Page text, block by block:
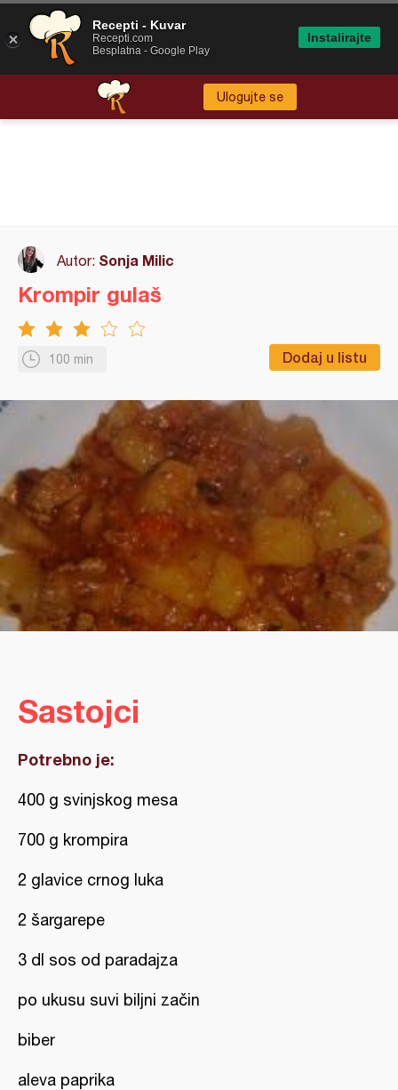
Ulogujte se
Autor: Sonja Milic
100 min Dodaj u listu
Krompir gulaš
Sastojci
Potrebno je:
400 g svinjskog mesa
700 g krompira
2 glavice crnog luka
2 šargarepe
3 dl sos od paradajza
po ukusu suvi biljni začin
biber
aleva paprika
Recepti - Kuvar
Recepti.com
Besplatna - Google Play
Instalirajte